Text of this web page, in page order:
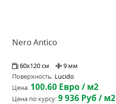
Nero Antico
60x120 см
9 мм
Поверхность: Lucido
Цена: 100.60 Евро / м2
Цена по курсу:9 936 Руб / м2